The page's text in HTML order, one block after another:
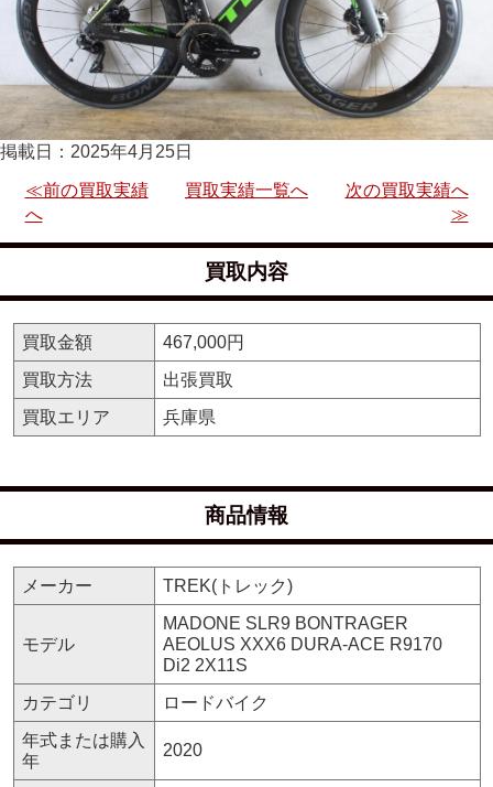
掲載日：2025年4月25日
≪前の買取実績
へ
買取実績一覧へ
次の買取実績へ
≫
買取内容
買取金額
467,000円
買取方法
出張買取
買取エリア
兵庫県
商品情報
メーカー TREK(トレック)
モデル
MADONE SLR9 BONTRAGER
AEOLUS XXX6 DURA-ACE R9170
Di2 2X11S
カテゴリ
ロードバイク
年式または購入
年
2020